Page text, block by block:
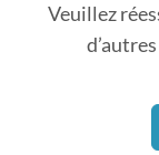
Veuillez